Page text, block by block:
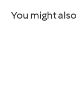
You might